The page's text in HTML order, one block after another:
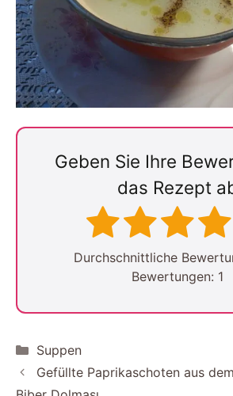
Geben Sie Ihre
das Rezept
Durchschnittliche
Bewertungen: 1
Kategorien
Suppen
Gefüllte Paprikaschoten aus dem